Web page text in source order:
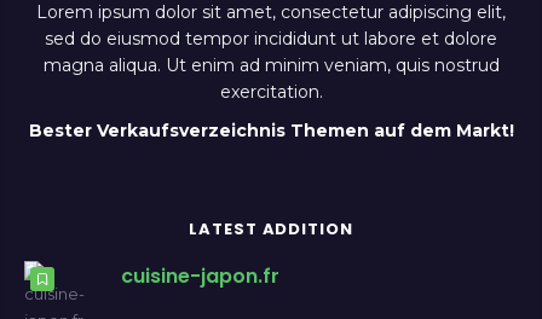
Lorem ipsum dolor sit amet, consectetur adipiscing elit,
sed do eiusmod tempor incididunt ut labore et dolore
magna aliqua. Ut enim ad minim veniam, quis nostrud
exercitation.
Bester Verkaufsverzeichnis Themen auf dem Markt!
LATEST ADDITION
cuisine-japon.fr